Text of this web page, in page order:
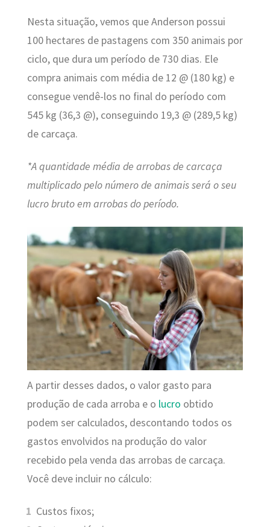
Nesta situação, vemos que Anderson possui
100 hectares de pastagens com 350 animais por
ciclo, que dura um período de 730 dias. Ele
compra animais com média de 12 @ (180 kg) e
consegue vendê-los no final do período com
545 kg (36,3 @), conseguindo 19,3 @ (289,5 kg)
de carcaça.
*A quantidade média de arrobas de carcaça
multiplicado pelo número de animais será o seu
lucro bruto em arrobas do período.
A partir desses dados, o valor gasto para
produção de cada arroba e o lucro obtido
podem ser calculados, descontando todos os
gastos envolvidos na produção do valor
recebido pela venda das arrobas de carcaça.
Você deve incluir no cálculo:
Custos fixos;